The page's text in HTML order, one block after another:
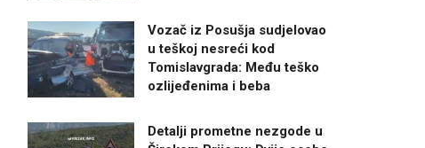
Vozač iz Posušja sudjelovao
u teškoj nesreći kod
Tomislavgrada: Među teško
ozlijeđenima i beba
Detalji prometne nezgode u